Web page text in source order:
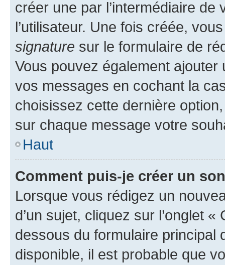
créer une par l’intermédiaire
l’utilisateur. Une fois créée,
signature sur le formulaire de
Vous pouvez également
vos messages en cochant la
choisissez cette dernière
sur chaque message votre
Haut
Comment puis-je créer un
Lorsque vous rédigez un
d’un sujet, cliquez sur l’onglet
dessous du formulaire principal
disponible, il est probable que